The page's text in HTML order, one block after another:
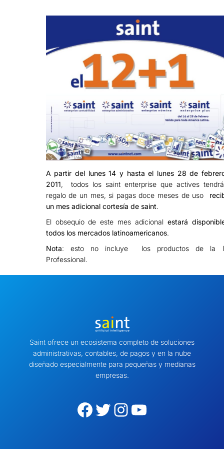
A partir del lunes 14 y hasta el lunes 28 de
2011, todos los saint enterprise que actives
regalo de un mes, si pagas doce meses de uso
un mes adicional cortesía de saint.
El obsequio de este mes adicional estará
todos los mercados latinoamericanos.
Nota: esto no incluye los productos de la
Professional.
Saint ofrece un ecosistema completo de soluciones
administrativas, contables, de pagos y en la nube
diseñado especialmente para pequeñas y medianas
empresas.
Facebook Twitter Instagram YouTube